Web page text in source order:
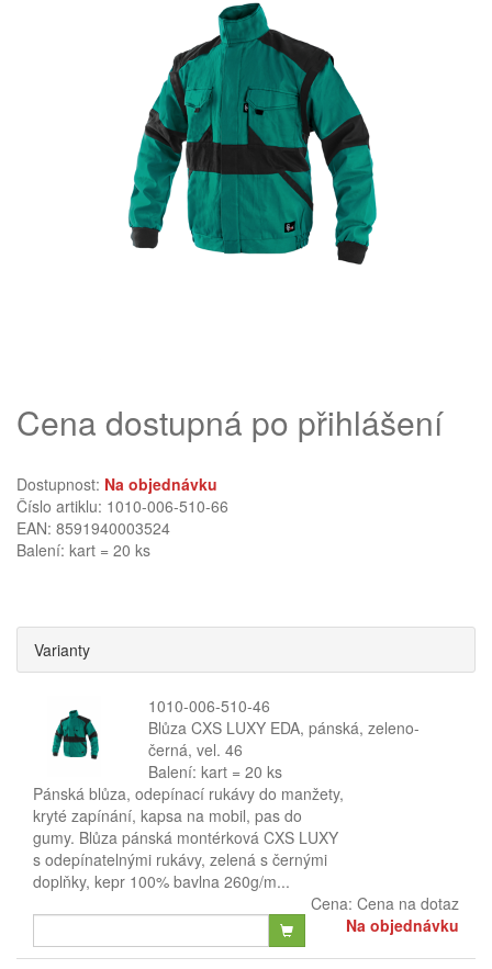
Cena dostupná po přihlášení
Dostupnost: Na objednávku
Číslo artiklu: 1010-006-510-66
EAN: 8591940003524
Balení: kart = 20 ks
Varianty
1010-006-510-46
Blůza CXS LUXY EDA, pánská, zeleno-
černá, vel. 46
Balení: kart = 20 ks
Pánská blůza, odepínací rukávy do manžety,
kryté zapínání, kapsa na mobil, pas do
gumy. Blůza pánská montérková CXS LUXY
s odepínatelnými rukávy, zelená s černými
doplňky, kepr 100% bavlna 260g/m...
Cena: Cena na dotaz
Na objednávku